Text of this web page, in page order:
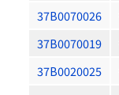
37B0070026
37B0070019
37B0020025